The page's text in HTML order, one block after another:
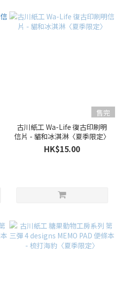
售完
古川紙工 Wa-Life 復古印刷明
信片 - 貓和冰淇淋〈夏季限定〉
HK$15.00